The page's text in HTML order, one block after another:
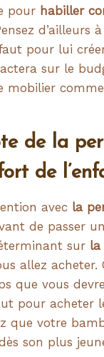
pour habiller
d’ailleurs à
pour lui
sur le
mobilier
de la
de
avec la
de passer
sur la
allez acheter.
que vous
pour acheter
que votre
son plus